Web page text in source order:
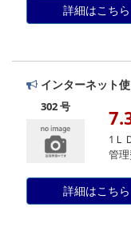
詳細はこちら
インターネット
302 号
1Ｌ
管
詳細はこちら